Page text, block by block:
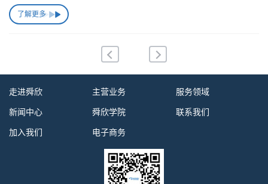
了解更多
走进舜欣 主营业务 服务领域
新闻中心 舜欣学院 联系我们
加入我们 电子商务